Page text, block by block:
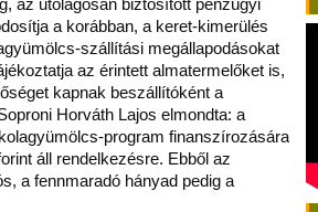
az utólagosan biztosított pénzügyi
a korábban, a keret-kimerülés
szállítási megállapodásokat
az érintett almatermelőket is,
kapnak beszállítóként a
Horváth Lajos elmondta: a
program finanszírozására
áll rendelkezésre. Ebből az
a fennmaradó hányad pedig a